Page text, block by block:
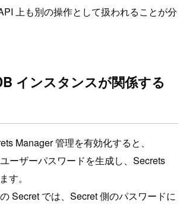
上も別の操作として扱われることが分
インスタンスが関係する
Manager 管理を有効化すると、
ーザーパスワードを生成し、Secrets
す。
Secret では、Secret 側のパスワードに